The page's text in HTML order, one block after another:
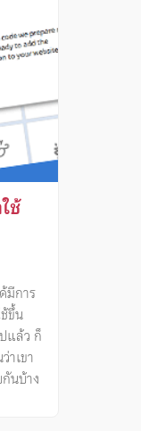
ช้
มีการ
ขึ้น
แล้ว ก็
เขา
นบ้าง